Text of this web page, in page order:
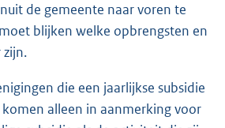
de gemeente naar voren te
blijken welke opbrengsten en
zijn.
die een jaarlijkse subsidie
alleen in aanmerking voor